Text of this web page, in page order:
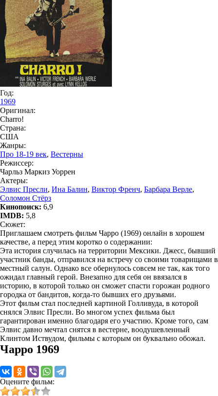
Год:
1969
Оригинал:
Charro!
Страна:
США
Жанры:
Про 18-19 век, Вестерны
Режиссер:
Чарльз Маркиз Уоррен
Актеры:
Элвис Пресли, Ина Балин, Виктор Френч, Барбара Верле,
Соломон Стёрз
Кинопоиск: 6,9
IMDB: 5,8
Сюжет:
Приглашаем смотреть фильм Чарро (1969) онлайн в хорошем
качестве, а перед этим коротко о содержании:
Эта история случилась на территории Мексики. Джесс, бывший
участник банды, отправился на встречу со своими товарищами в
местный салун. Однако все обернулось совсем не так, как того
ожидал главный герой. Внезапно для себя он ввязался в
историю, в которой только он сможет спасти горожан родного
городка от бандитов, когда-то бывших его друзьями.
Этот фильм стал последней картиной Голливуда, в которой
снялся Элвис Пресли. Во многом успех фильма был
гарантирован именно благодаря его участию. Кроме того, сам
Элвис давно мечтал снятся в вестерне, воодушевленный
Клинтом Иствудом, фильмы с которым он буквально обожал.
Чарро 1969
Оцените фильм: